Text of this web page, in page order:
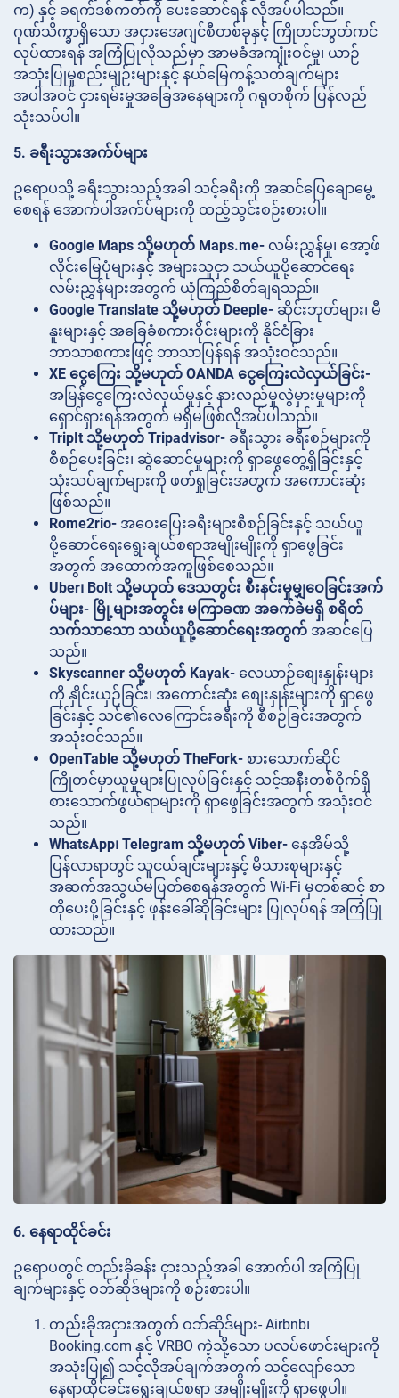
က) နှင့် ခရက်ဒစ်ကတ်ကို ပေးဆောင်ရန် လိုအပ်ပါသည်။
ဂုဏ်သိက္ခာရှိသော အငှားအေဂျင်စီတစ်ခုနှင့် ကြိုတင်ဘွတ်ကင်
လုပ်ထားရန် အကြံပြုလိုသည်မှာ အာမခံအကျုံးဝင်မှု၊ ယာဉ်
အသုံးပြုမှုစည်းမျဉ်းများနှင့် နယ်မြေကန့်သတ်ချက်များ
အပါအဝင် ငှားရမ်းမှုအခြေအနေများကို ဂရုတစိုက် ပြန်လည်
သုံးသပ်ပါ။
5. ခရီးသွားအက်ပ်များ
ဥရောပသို့ ခရီးသွားသည့်အခါ သင့်ခရီးကို အဆင်ပြေချောမွေ့
စေရန် အောက်ပါအက်ပ်များကို ထည့်သွင်းစဉ်းစားပါ။
Google Maps သို့မဟုတ် Maps.me- လမ်းညွှန်မှု၊ အော့ဖ်
လိုင်းမြေပုံများနှင့် အများသူငှာ သယ်ယူပို့ဆောင်ရေး
လမ်းညွှန်များအတွက် ယုံကြည်စိတ်ချရသည်။
Google Translate သို့မဟုတ် Deeple- ဆိုင်းဘုတ်များ၊ မီ
နူးများနှင့် အခြေခံစကားဝိုင်းများကို နိုင်ငံခြား
ဘာသာစကားဖြင့် ဘာသာပြန်ရန် အသုံးဝင်သည်။
XE ငွေကြေး သို့မဟုတ် OANDA ငွေကြေးလဲလှယ်ခြင်း-
အမြန်ငွေကြေးလဲလှယ်မှုနှင့် နားလည်မှုလွဲမှားမှုများကို
ရှောင်ရှားရန်အတွက် မရှိမဖြစ်လိုအပ်ပါသည်။
TripIt သို့မဟုတ် Tripadvisor- ခရီးသွား ခရီးစဉ်များကို
စီစဉ်ပေးခြင်း၊ ဆွဲဆောင်မှုများကို ရှာဖွေတွေ့ရှိခြင်းနှင့်
သုံးသပ်ချက်များကို ဖတ်ရှုခြင်းအတွက် အကောင်းဆုံး
ဖြစ်သည်။
Rome2rio- အဝေးပြေးခရီးများစီစဉ်ခြင်းနှင့် သယ်ယူ
ပို့ဆောင်ရေးရွေးချယ်စရာအမျိုးမျိုးကို ရှာဖွေခြင်း
အတွက် အထောက်အကူဖြစ်စေသည်။
Uber၊ Bolt သို့မဟုတ် ဒေသတွင်း စီးနင်းမှုမျှဝေခြင်းအက်
ပ်များ- မြို့များအတွင်း မကြာခဏ အခက်ခဲမရှိ စရိတ်
သက်သာသော သယ်ယူပို့ဆောင်ရေးအတွက် အဆင်ပြေ
သည်။
Skyscanner သို့မဟုတ် Kayak- လေယာဉ်စျေးနှုန်းများ
ကို နှိုင်းယှဉ်ခြင်း၊ အကောင်းဆုံး စျေးနှုန်းများကို ရှာဖွေ
ခြင်းနှင့် သင်၏လေကြောင်းခရီးကို စီစဉ်ခြင်းအတွက်
အသုံးဝင်သည်။
OpenTable သို့မဟုတ် TheFork- စားသောက်ဆိုင်
ကြိုတင်မှာယူမှုများပြုလုပ်ခြင်းနှင့် သင့်အနီးတစ်ဝိုက်ရှိ
စားသောက်ဖွယ်ရာများကို ရှာဖွေခြင်းအတွက် အသုံးဝင်
သည်။
WhatsApp၊ Telegram သို့မဟုတ် Viber- နေအိမ်သို့
ပြန်လာရာတွင် သူငယ်ချင်းများနှင့် မိသားစုများနှင့်
အဆက်အသွယ်မပြတ်စေရန်အတွက် Wi-Fi မှတစ်ဆင့် စာ
တိုပေးပို့ခြင်းနှင့် ဖုန်းခေါ်ဆိုခြင်းများ ပြုလုပ်ရန် အကြံပြု
ထားသည်။
6. နေရာထိုင်ခင်း
ဥရောပတွင် တည်းခိုခန်း ငှားသည့်အခါ အောက်ပါ အကြံပြု
ချက်များနှင့် ဝဘ်ဆိုဒ်များကို စဉ်းစားပါ။
တည်းခိုအငှားအတွက် ဝဘ်ဆိုဒ်များ- Airbnb၊
Booking.com နှင့် VRBO ကဲ့သို့သော ပလပ်ဖောင်းများကို
အသုံးပြု၍ သင့်လိုအပ်ချက်အတွက် သင့်လျော်သော
နေရာထိုင်ခင်းရွေးချယ်စရာ အမျိုးမျိုးကို ရှာဖွေပါ။